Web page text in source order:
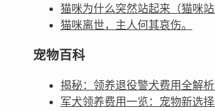
猫咪为什么突然站起来（猫咪站
猫咪离世，主人何其哀伤。
宠物百科
揭秘：领养退役警犬费用全解析
军犬领养费用一览：宠物新选择